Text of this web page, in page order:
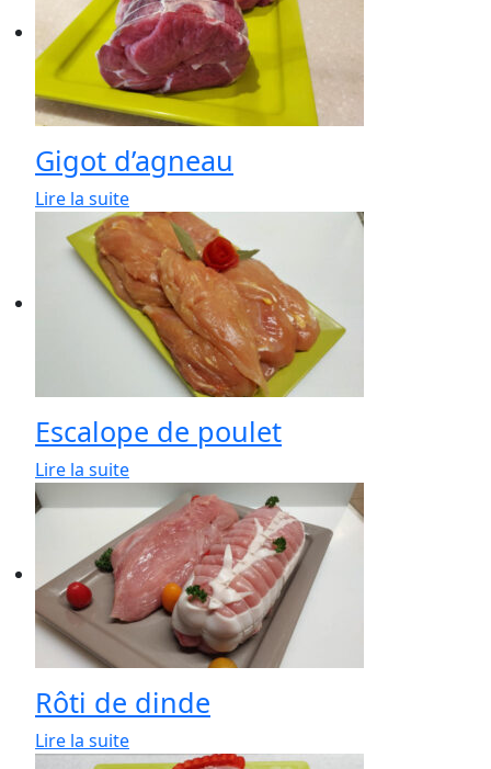
Gigot d’agneau
Lire la suite
Escalope de poulet
Lire la suite
Rôti de dinde
Lire la suite